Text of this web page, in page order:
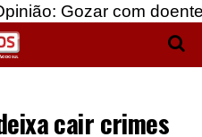
com doentes e
cair crimes